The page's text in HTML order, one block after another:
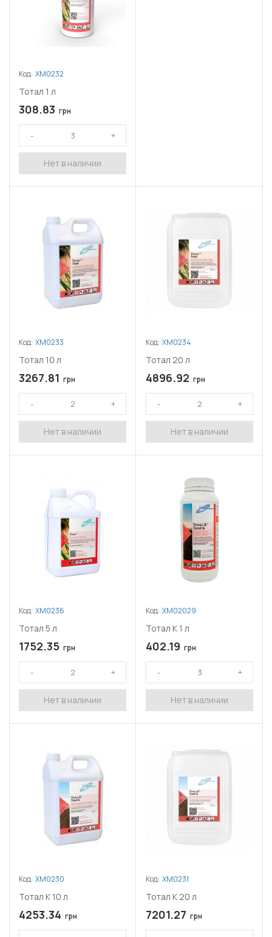
Код: ХМ0232
Тотал 1 л
308.83 грн
Нет в наличии
Код: ХМ0233
Тотал 10 л
3267.81 грн
Нет в наличии
Код: ХМ0234
Тотал 20 л
4896.92 грн
Нет в наличии
Код: ХМ0236
Тотал 5 л
1752.35 грн
Нет в наличии
Код: ХМ02029
Тотал К 1 л
402.19 грн
Нет в наличии
Код: ХМ0230
Тотал К 10 л
4253.34 грн
Код: ХМ0231
Тотал К 20 л
7201.27 грн